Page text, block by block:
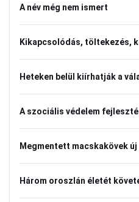
A név még nem ismert
Kikapcsolódás, töltekezés,
Heteken belül kiírhatják a
A szociális védelem
Megmentett macskakövek új
Három oroszlán életét